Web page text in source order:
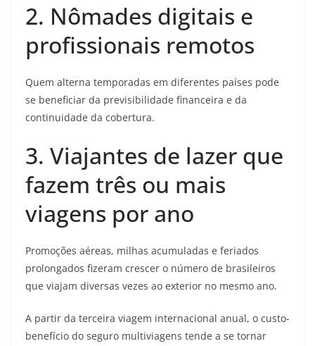
2. Nômades digitais e
profissionais remotos
Quem alterna temporadas em diferentes países pode
se beneficiar da previsibilidade financeira e da
continuidade da cobertura.
3. Viajantes de lazer que
fazem três ou mais
viagens por ano
Promoções aéreas, milhas acumuladas e feriados
prolongados fizeram crescer o número de brasileiros
que viajam diversas vezes ao exterior no mesmo ano.
A partir da terceira viagem internacional anual, o custo-
benefício do seguro multiviagens tende a se tornar